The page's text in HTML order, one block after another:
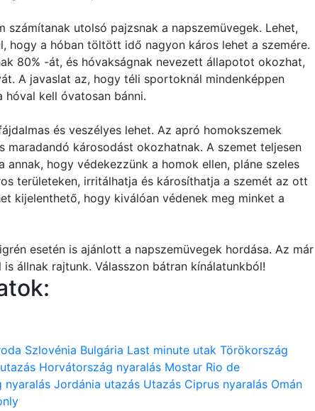
számítanak utolsó pajzsnak a napszemüvegek. Lehet,
hogy a hóban töltött idő nagyon káros lehet a szemére.
80% -át, és hóvakságnak nevezett állapotot okozhat,
A javaslat az, hogy téli sportoknál mindenképpen
hóval kell óvatosan bánni.
és veszélyes lehet. Az apró homokszemek
maradandó károsodást okozhatnak. A szemet teljesen
annak, hogy védekezzünk a homok ellen, pláne szeles
területeken, irritálhatja és károsíthatja a szemét az ott
kijelenthető, hogy kiválóan védenek meg minket a
esetén is ajánlott a napszemüvegek hordása. Az már
állnak rajtunk. Válasszon bátran kínálatunkból!
Szlovénia Bulgária Last minute utak Törökország
Horvátország nyaralás Mostar Rio de
nyaralás Jordánia utazás Utazás Ciprus nyaralás Omán